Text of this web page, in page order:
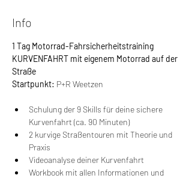
Info
1 Tag Motorrad-Fahrsicherheitstraining
KURVENFAHRT mit eigenem Motorrad auf der
Straße
Startpunkt: P+R Weetzen
Schulung der 9 Skills für deine sichere
Kurvenfahrt (ca. 90 Minuten)
2 kurvige Straßentouren mit Theorie und
Praxis
Videoanalyse deiner Kurvenfahrt
Workbook mit allen Informationen und